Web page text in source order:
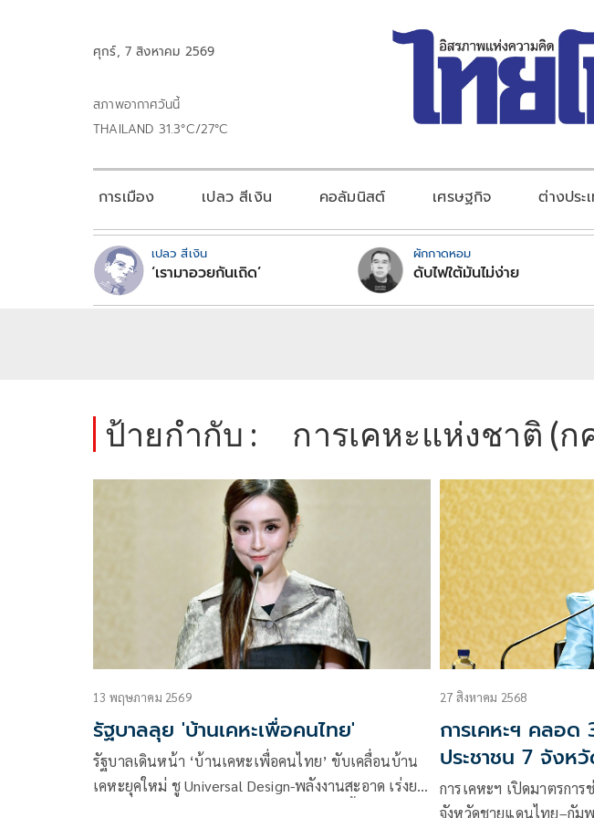
ศุกร์, 7 สิงหาคม 2569
สภาพอากาศวันนี้
THAILAND 31.3°C/27°C
การเมือง เปลว สีเงิน คอลัมนิสต์ เศรษฐกิจ ต่างประ
เปลว สีเงิน
‘เรามาอวยกันเถิด’
ผักกาดหอม
ดับไฟใต้มันไม่ง่าย
ป้ายกำกับ : การเคหะแห่งชาติ (ก
13 พฤษภาคม 2569
รัฐบาลลุย 'บ้านเคหะเพื่อคนไทย'
รัฐบาลเดินหน้า ‘บ้านเคหะเพื่อคนไทย’ ขับเคลื่อนบ้าน
เคหะยุคใหม่ ชู Universal Design-พลังงานสะอาด เร่งยก
27 สิงหาคม 2568
การเคหะฯ คลอด
ประชาชน 7 จังห
การเคหะฯ เปิดมาตรกา
จังหวัดชายแดนไทย–กัม